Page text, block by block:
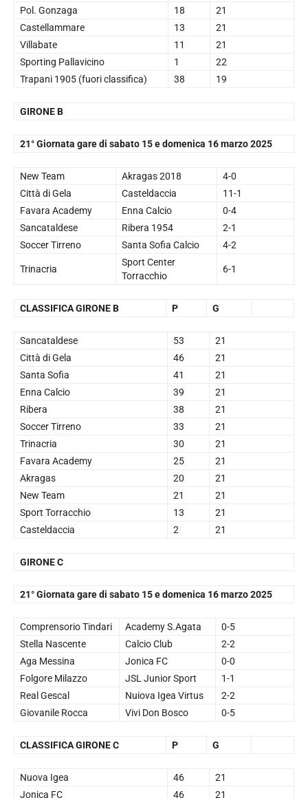
Pol. Gonzaga
18
21
Castellammare
13
21
Villabate
11
21
Sporting Pallavicino
1
22
Trapani 1905 (fuori classifica)
38 19
GIRONE B
21° Giornata gare di sabato 15 e domenica 16 marzo 2025
New Team Akragas 2018
4-0
Città di Gela
Casteldaccia
11-1
Favara Academy
Enna Calcio
0-4
Sancataldese
Ribera 1954
2-1
Soccer Tirreno
Santa Sofia Calcio 4-2
Trinacria
Sport Center
Torracchio
6-1
CLASSIFICA GIRONE B P G
Sancataldese 53
21
Città di Gela
46
21
Santa Sofia
41
21
Enna Calcio
39
21
Ribera
38
21
Soccer Tirreno
33
21
Trinacria
30
21
Favara Academy
25
21
Akragas
20
21
New Team
21
21
Sport Torracchio
13
21
Casteldaccia
2 21
GIRONE C
21° Giornata gare di sabato 15 e domenica 16 marzo 2025
Comprensorio Tindari Academy S.Agata
0-5
Stella Nascente
Calcio Club
2-2
Aga Messina
Jonica FC
0-0
Folgore Milazzo
JSL Junior Sport
1-1
Real Gescal
Nuiova Igea Virtus
2-2
Giovanile Rocca
Vivi Don Bosco 0-5
CLASSIFICA GIRONE C P G
Nuova Igea 46
21
Jonica FC
46 21